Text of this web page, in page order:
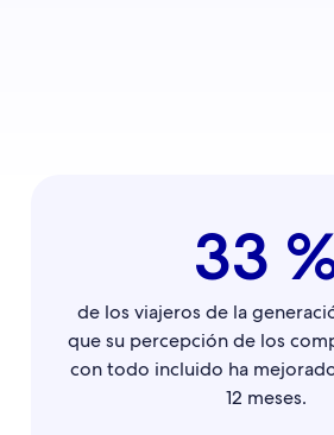
33
de los viajeros de la
que su percepción de los
con todo incluido ha
12 meses.